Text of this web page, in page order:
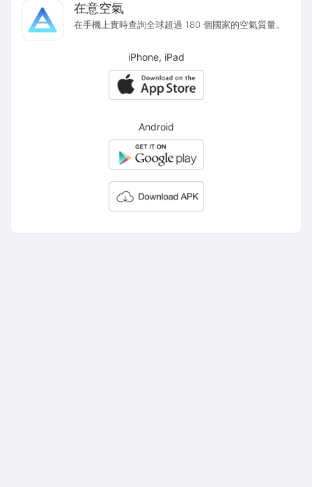
在意空氣
在手機上實時查詢全球超過 180 個國家的空氣質量。
iPhone, iPad
Android